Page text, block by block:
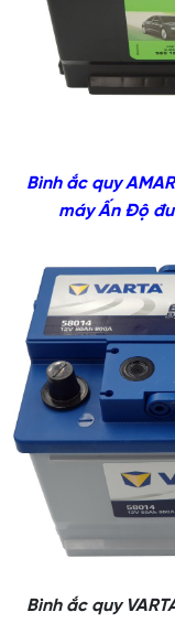
Bình ắc quy
máy Ấn Độ
Bình ắc quy